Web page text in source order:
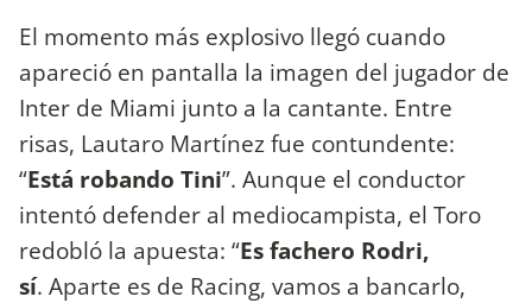
El momento más explosivo llegó cuando
apareció en pantalla la imagen del jugador de
Inter de Miami junto a la cantante. Entre
risas, Lautaro Martínez fue contundente:
“Está robando Tini”. Aunque el conductor
intentó defender al mediocampista, el Toro
redobló la apuesta: “Es fachero Rodri,
sí. Aparte es de Racing, vamos a bancarlo,